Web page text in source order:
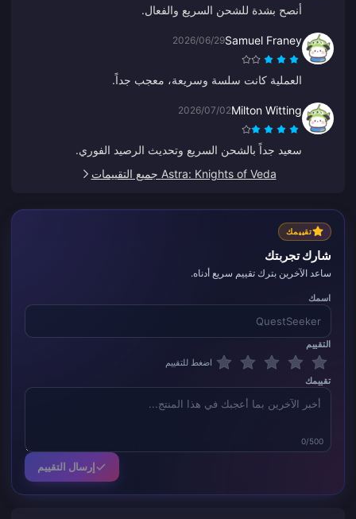
أنصح بشدة للشحن السريع والفعال.
Samuel Franey
2026/06/29
العملية كانت سلسة وسريعة، معجب جداً.
Milton Witting
2026/07/02
سعيد جداً بالشحن السريع وتحديث الرصيد الفوري.
Astra: Knights of Veda جميع التقييمات
تقييمك
شارك تجربتك
ساعد الآخرين بترك تقييم سريع أدناه.
اسمك
التقييم
اضغط للتقييم
تقييمك
0/500
إرسال التقييم